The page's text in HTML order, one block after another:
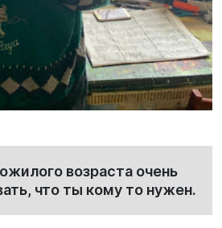
возраста очень
что ты кому то нужен.